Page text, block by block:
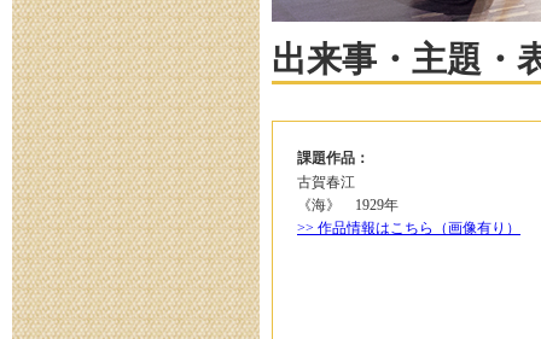
出来事・主題・
課題作品：
古賀春江
《海》 1929年
>> 作品情報はこちら（画像有り）